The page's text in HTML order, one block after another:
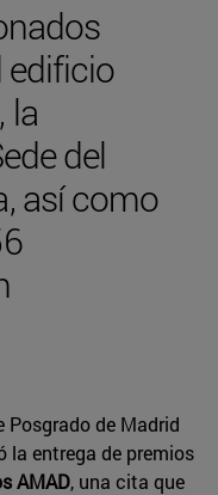
edificio
la
del
así como
Posgrado de Madrid
la entrega de premios
AMAD, una cita que